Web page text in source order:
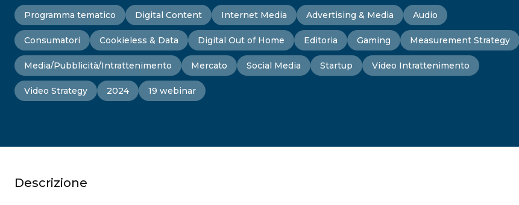
Programma tematico Digital Content Internet Media Advertising & Media Audio
Consumatori Cookieless & Data Digital Out of Home Editoria Gaming Measurement Strategy
Media/Pubblicità/Intrattenimento Mercato Social Media Startup Video Intrattenimento
Video Strategy 2024 19 webinar
Descrizione